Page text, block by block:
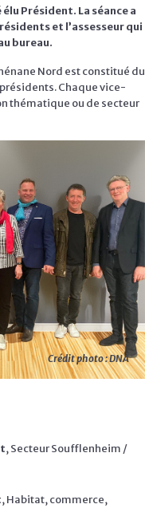
Président. La séance a
et l’assesseur qui
bureau.
Nord est constitué du
Chaque vice-
thématique ou de secteur
Crédit photo : DNA
, Secteur Soufflenheim /
, Habitat, commerce,